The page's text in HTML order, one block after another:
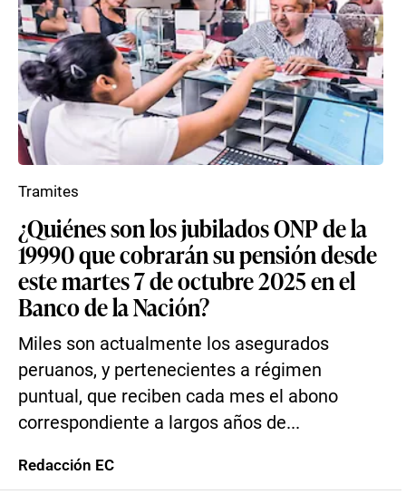
¿Quiénes son los jubilados ONP de la
19990 que cobrarán su pensión desde
este martes 7 de octubre 2025 en el
Banco de la Nación?
Miles son actualmente los asegurados
peruanos, y pertenecientes a régimen
puntual, que reciben cada mes el abono
correspondiente a largos años de...
Tramites
Redacción EC